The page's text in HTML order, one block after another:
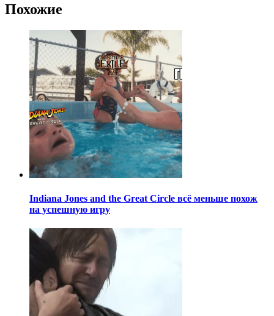
Похожие
Indiana Jones and the Great Circle всё меньше похож
на успешную игру